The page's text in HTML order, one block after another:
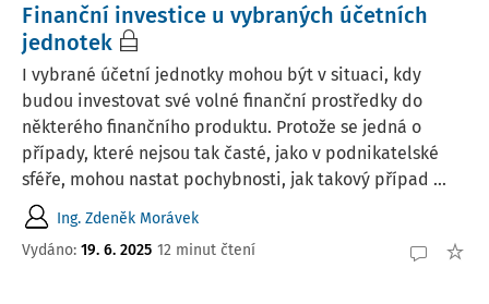
Finanční investice u vybraných účetních
jednotek
I vybrané účetní jednotky mohou být v situaci, kdy
budou investovat své volné finanční prostředky do
některého finančního produktu. Protože se jedná o
případy, které nejsou tak časté, jako v podnikatelské
sféře, mohou nastat pochybnosti, jak takový případ ...
Ing. Zdeněk Morávek
Vydáno: 19. 6. 2025 12 minut čtení